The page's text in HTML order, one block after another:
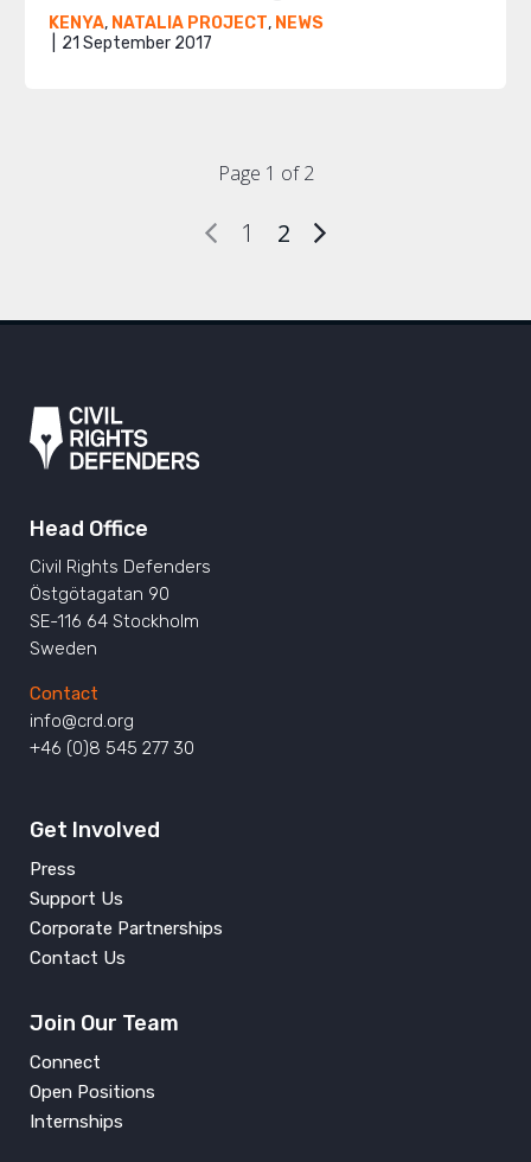
KENYA, NATALIA PROJECT, NEWS
21 September 2017
Page 1 of 2
1 2
Head Office
Civil Rights Defenders
Östgötagatan 90
SE-116 64 Stockholm
Sweden
Contact
info@crd.org
+46 (0)8 545 277 30
Get Involved
Press
Support Us
Corporate Partnerships
Contact Us
Join Our Team
Connect
Open Positions
Internships